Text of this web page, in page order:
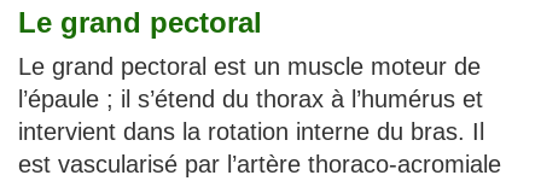
Le grand pectoral
Le grand pectoral est un muscle moteur de
l’épaule ; il s’étend du thorax à l’humérus et
intervient dans la rotation interne du bras. Il
est vascularisé par l’artère thoraco-acromiale